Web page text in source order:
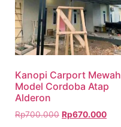
Kanopi Carport Mewah
Model Cordoba Atap
Alderon
Rp700.000 Rp670.000